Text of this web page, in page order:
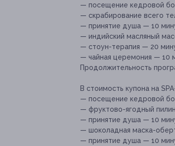
— посещение кедровой
— скрабирование всего
— принятие душа — 10
— индийский масляный
— стоун-терапия — 20
— чайная церемония — 10
Продолжительность
В стоимость купона на
— посещение кедровой
— фруктово-ягодный
— принятие душа — 10
— шоколадная маска-
— принятие душа — 10